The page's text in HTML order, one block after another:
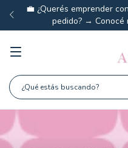
💼 ¿Querés emprender
pedido? → Conocé